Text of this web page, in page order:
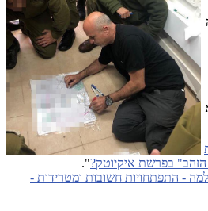
בפרשת איקיוטק?".
- התפתחויות חשובות ומטרידות -